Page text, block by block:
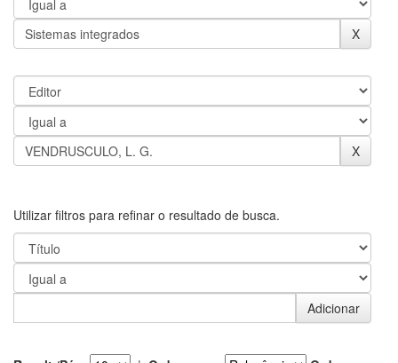
Utilizar filtros para refinar o resultado de busca.